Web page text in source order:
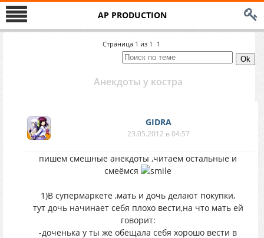
AP PRODUCTION
Страница 1 из 1 1
Анекдоты у костра
GIDRA
23.05.2012 в 04:57
пишем смешные анекдоты ,читаем остальные и
смеёмся
1)В супермаркете ,мать и дочь делают покупки,
тут дочь начинает себя плохо вести,на что мать ей
говорит:
-доченька у ты же обещала себя хорошо вести в